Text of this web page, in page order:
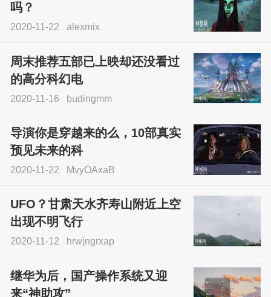
吗？
2020-11-22 alexmix
周末推荐五部已上映却还没看过
的高分科幻电
2020-11-16 budingmm
导演你是穿越来的么，10部真实
预见未来的科
2020-11-22 MvyOAxaB
UFO？甘肃天水齐寿山附近上空
出现不明飞行
2020-11-12 hrwjngrxap
继华为后，国产操作系统又迎
来“神助攻”